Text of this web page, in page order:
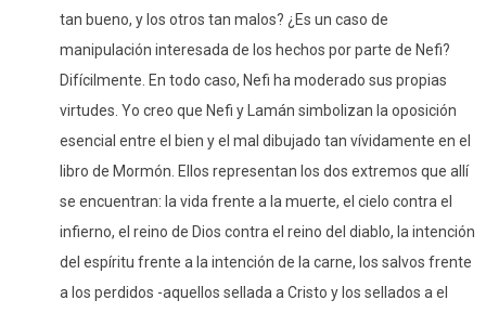
tan bueno, y los otros tan malos? ¿Es un caso de
manipulación interesada de los hechos por parte de Nefi?
Difícilmente. En todo caso, Nefi ha moderado sus propias
virtudes. Yo creo que Nefi y Lamán simbolizan la oposición
esencial entre el bien y el mal dibujado tan vívidamente en el
libro de Mormón. Ellos representan los dos extremos que allí
se encuentran: la vida frente a la muerte, el cielo contra el
infierno, el reino de Dios contra el reino del diablo, la intención
del espíritu frente a la intención de la carne, los salvos frente
a los perdidos -aquellos sellada a Cristo y los sellados a el